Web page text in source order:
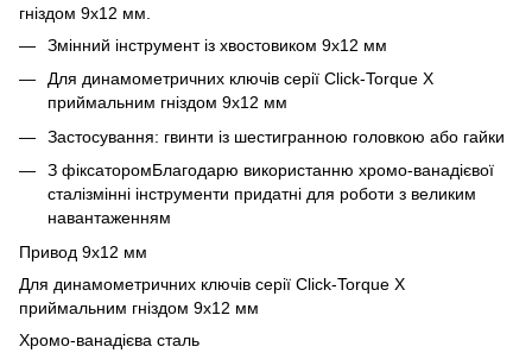
гніздом 9x12 мм.
Змінний інструмент із хвостовиком 9x12 мм
Для динамометричних ключів серії Click-Torque X
приймальним гніздом 9x12 мм
Застосування: гвинти із шестигранною головкою або гайки
З фіксаторомБлагодарю використанню хромо-ванадієвої
сталізмінні інструменти придатні для роботи з великим
навантаженням
Привод 9x12 мм
Для динамометричних ключів серії Click-Torque X
приймальним гніздом 9x12 мм
Хромо-ванадієва сталь